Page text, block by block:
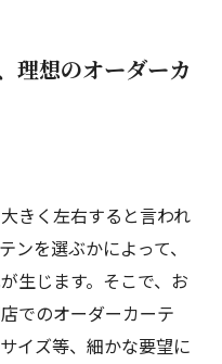
理想のオーダーカ
きく左右すると言われ
ンを選ぶかによって、
生じます。そこで、お
でのオーダーカーテ
イズ等、細かな要望に